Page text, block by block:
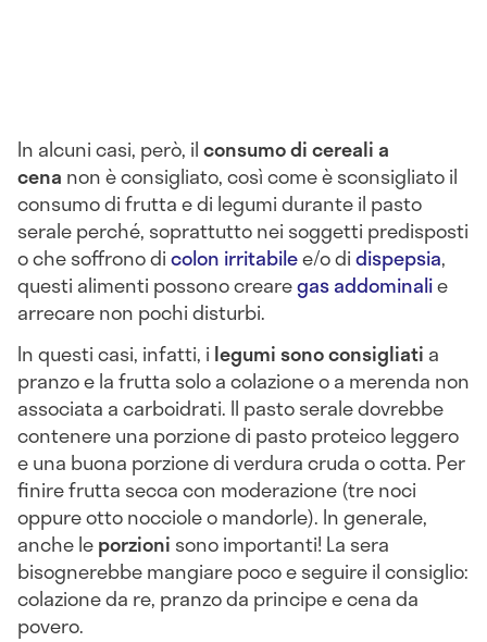
In alcuni casi, però, ilconsumo di cereali a
cena non è consigliato, così come è sconsigliato il
consumo di frutta e di legumi durante il pasto
serale perché, soprattutto nei soggetti predisposti
o che soffrono dicolon irritabilee/o didispepsia,
questi alimenti possono crearegas addominalie
arrecare non pochi disturbi.
In questi casi, infatti, i legumi sono consigliati a
pranzo e la frutta solo a colazione o a merenda non
associata a carboidrati. Il pasto serale dovrebbe
contenere una porzione di pasto proteico leggero
e una buona porzione di verdura cruda o cotta. Per
finire frutta secca con moderazione (tre noci
oppure otto nocciole o mandorle). In generale,
anche leporzioni sono importanti! La sera
bisognerebbe mangiare poco e seguire il consiglio:
colazione da re, pranzo da principe e cena da
povero.